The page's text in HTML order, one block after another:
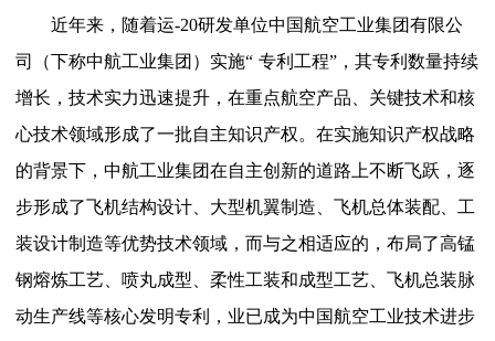
近年来，随着运-20研发单位中国航空工业集团有限公
司（下称中航工业集团）实施“ 专利工程” ，其专利数量持续
增长，技术实力迅速提升，在重点航空产品、关键技术和核
心技术领域形成了一批自主知识产权。在实施知识产权战略
的背景下，中航工业集团在自主创新的道路上不断飞跃，逐
步形成了飞机结构设计、大型机翼制造、飞机总体装配、工
装设计制造等优势技术领域，而与之相适应的，布局了高锰
钢熔炼工艺、喷丸成型、柔性工装和成型工艺、飞机总装脉
动生产线等核心发明专利，业已成为中国航空工业技术进步